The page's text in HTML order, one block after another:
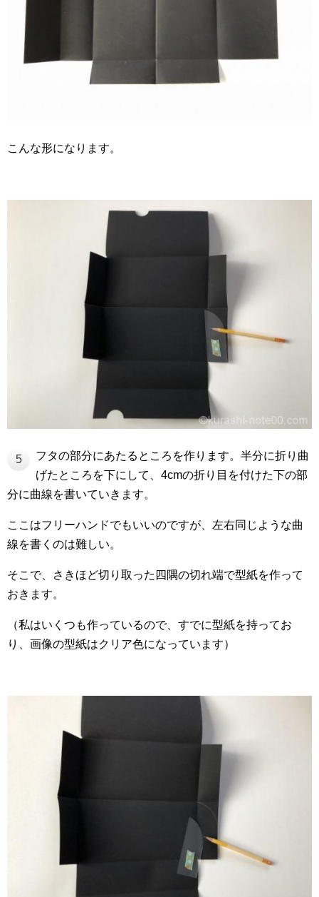
こんな形になります。
5
フタの部分にあたるところを作ります。半分に折り曲
げたところを下にして、4cmの折り目を付けた下の部
分に曲線を書いていきます。
ここはフリーハンドでもいいのですが、左右同じような曲
線を書くのは難しい。
そこで、さきほど切り取った四隅の切れ端で型紙を作って
おきます。
（私はいくつも作っているので、すでに型紙を持ってお
り、画像の型紙はクリア色になっています）